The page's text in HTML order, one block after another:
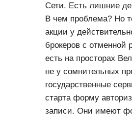
Сети. Есть лишние
В чем проблема? Но
акции у
брокеров с отменной
есть на просторах
не у сомнительных
государственные
старта форму
записи. Они имеют